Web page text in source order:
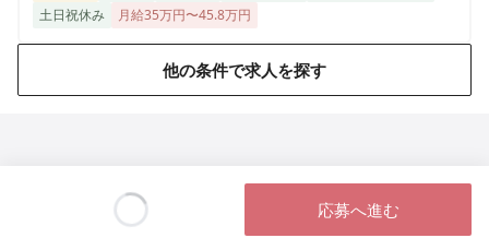
医療施設型ホスピス 医心館秋田
秋田県秋田市広面字大巻59
土日祝休み
月給35万円〜45.8万円
他の条件で求人を探す
応募へ進む